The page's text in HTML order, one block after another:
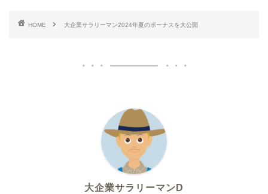
HOME 大企業サラリーマン2024年夏のボーナスを大公開
大企業サラリーマンD